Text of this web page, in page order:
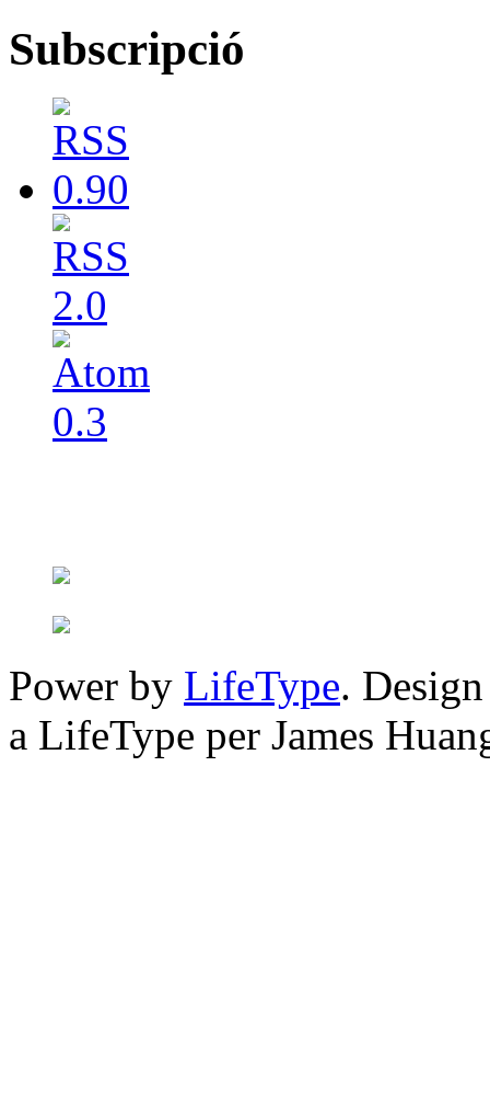
Subscripció
Power by LifeType.
a LifeType per James